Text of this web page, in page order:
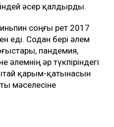
әсер қалдырды.
соңғы рет 2017
еді. Содан бері әлем
пандемия,
әлемнің әр түкпіріндегі
қарым-қатынасын
мәселесіне